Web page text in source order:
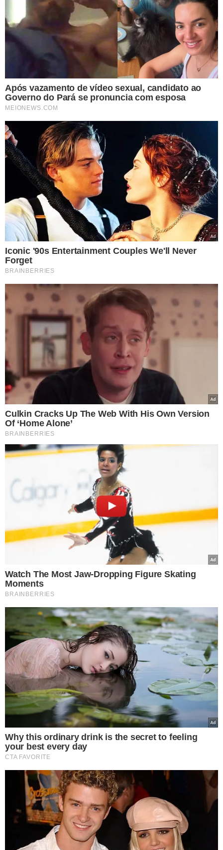
“Ele vai ficar lá e ele vai sentir saudade
da mãe que tem, que dessa vez aqui ele
não vai ter visita de manhã não [...] sou
mais antes dele ser preso do que morto.
Ele está guardado, está preso”,
desabafou.
TÓPICOS
MENORES PRESOS MÃE DESABAFA
FILHO PRESO
MOTO ROUBADA
VER COMENTÁRIOS
VEJA TAMBÉM
SUSPEITA NÃO FOI
LOCALIZADA
Mulher joga moto em
grotão na Zona Sudeste
de Teresina; veículo foi
resgatado pela polícia
VEJA MAIS NOTÍCIAS